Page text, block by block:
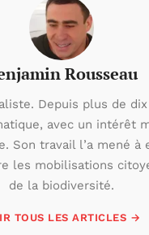
Rousseau
Depuis plus de
avec un intérêt
Son travail l’a mené
les mobilisations
de la biodiversité.
TOUS LES ARTICLES →